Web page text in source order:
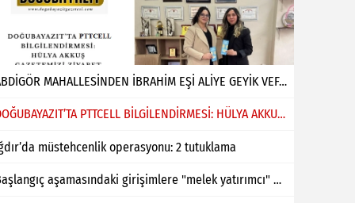
ABDİGÖR MAHALLESİNDEN İBRAHİM EŞİ ALİYE GEYİK VEFAT ETMİŞTİR
DOĞUBAYAZIT’TA PTTCELL BİLGİLENDİRMESİ: HÜLYA AKKUŞ GAZETEMİZİ ZİYARET ETTİ
müstehcenlik operasyonu: 2 tutuklama
Başlangıç aşamasındaki girişimlere "melek yatırımcı" desteği